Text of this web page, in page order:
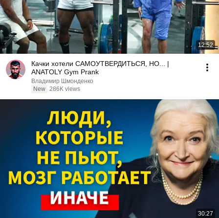
12:52
Качки хотели САМОУТВЕРДИТЬСЯ, НО... |
ANATOLY Gym Prank
Владимир Шмонденко
New 286K views
30:27